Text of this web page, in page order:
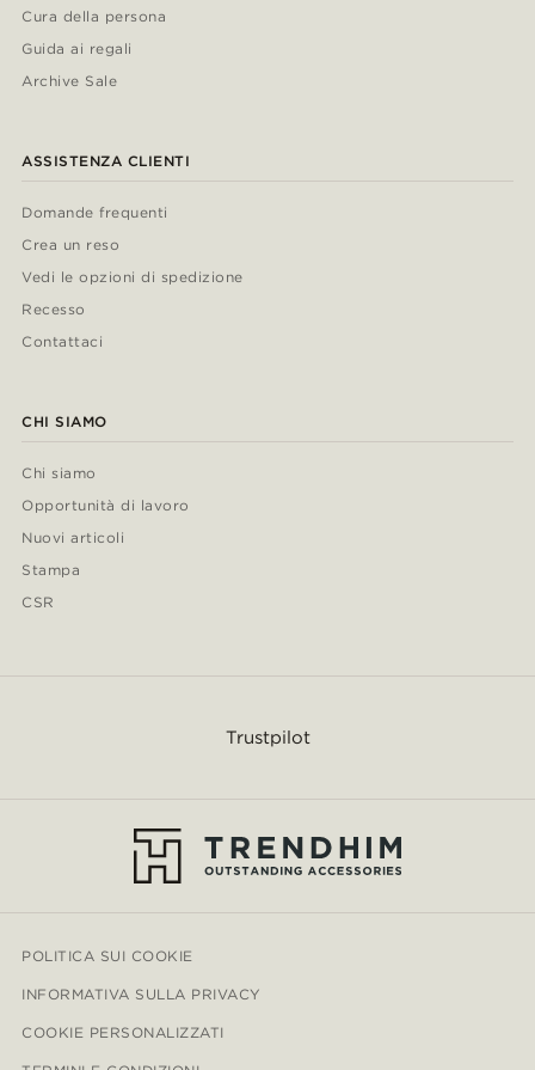
Cura della persona
Guida ai regali
Archive Sale
ASSISTENZA CLIENTI
Domande frequenti
Crea un reso
Vedi le opzioni di spedizione
Recesso
Contattaci
CHI SIAMO
Chi siamo
Opportunità di lavoro
Nuovi articoli
Stampa
CSR
Trustpilot
POLITICA SUI COOKIE
INFORMATIVA SULLA PRIVACY
COOKIE PERSONALIZZATI